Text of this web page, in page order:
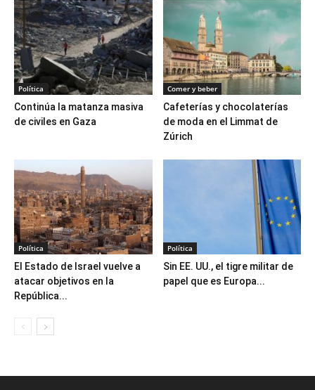
Política
Continúa la matanza masiva
de civiles en Gaza
Comer y beber
Cafeterías y chocolaterías
de moda en el Limmat de
Zúrich
Política
El Estado de Israel vuelve a
atacar objetivos en la
República...
Política
Sin EE. UU., el tigre militar de
papel que es Europa...